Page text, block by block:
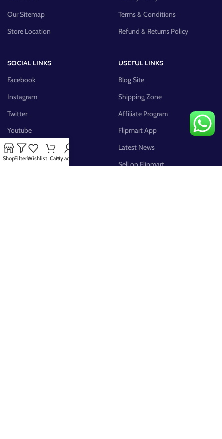
Our Sitemap
Store Location
Terms & Conditions
Refund & Returns Policy
SOCIAL LINKS
Facebook
Instagram
Twitter
Youtube
Pinterest
FB Group
USEFUL LINKS
Blog Site
Shipping Zone
Affiliate Program
Flipmart App
Latest News
Sell on Flipmart
ShopFiltersWishlist CartMy account